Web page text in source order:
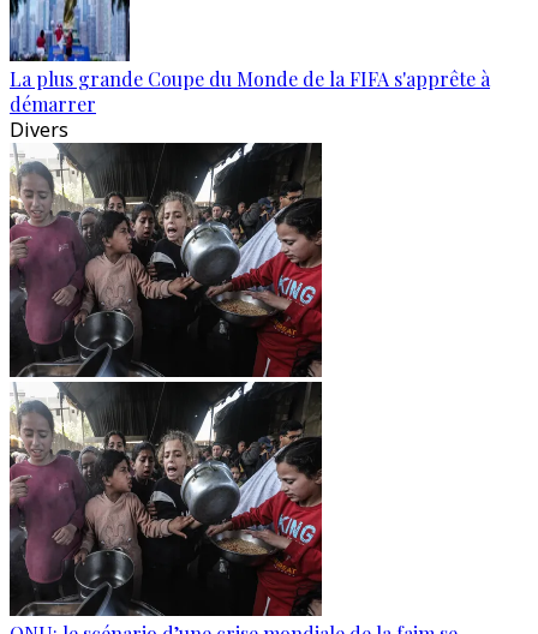
La plus grande Coupe du Monde de la FIFA s'apprête à
démarrer
Divers